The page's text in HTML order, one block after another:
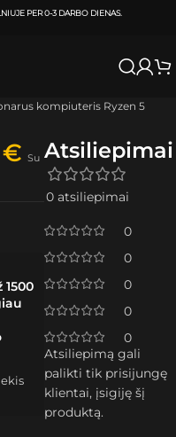
PER0-3 DARBO DIENAS.
kompiuteris Ryzen 5
€ Su Atsiliepimai
0 atsiliepimai
0
0
0
0
0
Atsiliepimą gali
palikti tik prisijungę
klientai, įsigiję šį
produktą.